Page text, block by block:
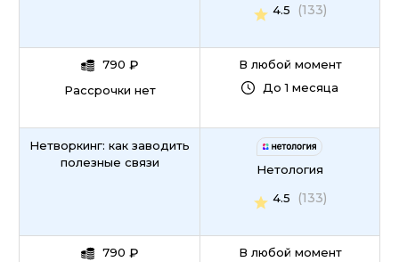
790 ₽
Рассрочки нет
4.5
(133)
В любой момент
До 1 месяца
Нетворкинг: как заводить
полезные связи
790 ₽
Нетология
4.5
(133)
В любой момент